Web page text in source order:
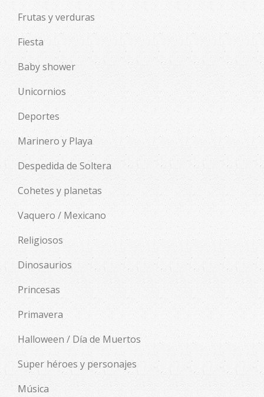
Frutas y verduras
Fiesta
Baby shower
Unicornios
Deportes
Marinero y Playa
Despedida de Soltera
Cohetes y planetas
Vaquero / Mexicano
Religiosos
Dinosaurios
Princesas
Primavera
Halloween / Día de Muertos
Super héroes y personajes
Música